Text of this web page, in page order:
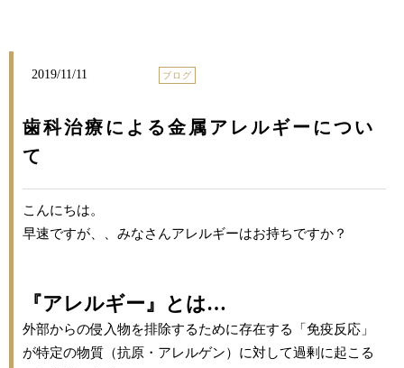
2019/11/11 ブログ
歯科治療による金属アレルギーについ
て
こんにちは。
早速ですが、、みなさんアレルギーはお持ちですか？
『アレルギー』とは…
外部からの侵入物を排除するために存在する「免疫反応」
が特定の物質（抗原・アレルゲン）に対して過剰に起こる